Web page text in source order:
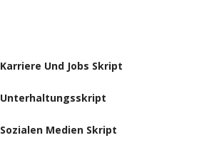
Karriere Und Jobs Skript
Unterhaltungsskript
Sozialen Medien Skript